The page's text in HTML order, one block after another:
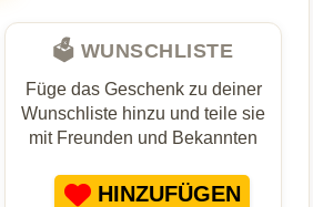
🗳️ WUNSCHLISTE
Füge das Geschenk zu deiner
Wunschliste hinzu und teile sie
mit Freunden und Bekannten
HINZUFÜGEN